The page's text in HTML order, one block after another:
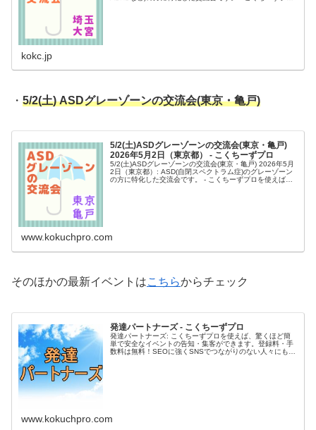
kokc.jp
・ 5/2(土) ASDグレーゾーンの交流会(東京・亀戸)
5/2(土)ASDグレーゾーンの交流会(東京・亀戸)
2026年5月2日（東京都） - こくちーずプロ
5/2(土)ASDグレーゾーンの交流会(東京・亀戸) 2026年5月
2日（東京都）: ASD(自閉スペクトラム症)のグレーゾーン
の方に特化した交流会です。 - こくちーずプロを使えば、
www.kokuchpro.com
そのほかの最新イベントはこちらからチェック
発達パートナーズ - こくちーずプロ
発達パートナーズ: こくちーずプロを使えば、驚くほど簡
単で安全なイベントの告知・集客ができます。登録料・手
数料は無料！SEOに強くSNSでつながりのない人々にもア
www.kokuchpro.com